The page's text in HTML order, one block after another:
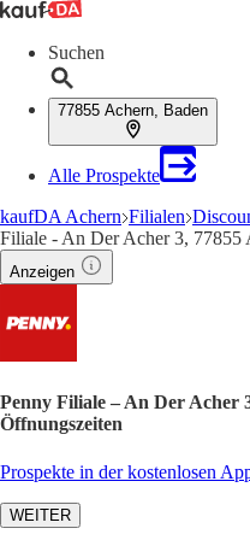
Suchen
77855 Achern, Baden
Alle Prospekte
kaufDA Achern Filialen
Filiale - An Der Acher 3, 77855
Anzeigen
Penny Filiale – An Der Acher
Öffnungszeiten
Prospekte in der kostenlosen
WEITER